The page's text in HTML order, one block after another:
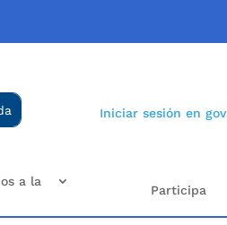
Iniciar sesión en
a la
Participa